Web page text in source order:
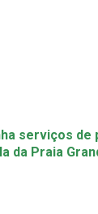
serviços de
da Praia